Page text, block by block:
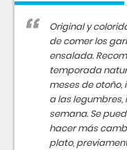
Original y
de comer los
ensalada.
temporada
meses de
a las legumbres,
semana. Se
hacer más
plato,